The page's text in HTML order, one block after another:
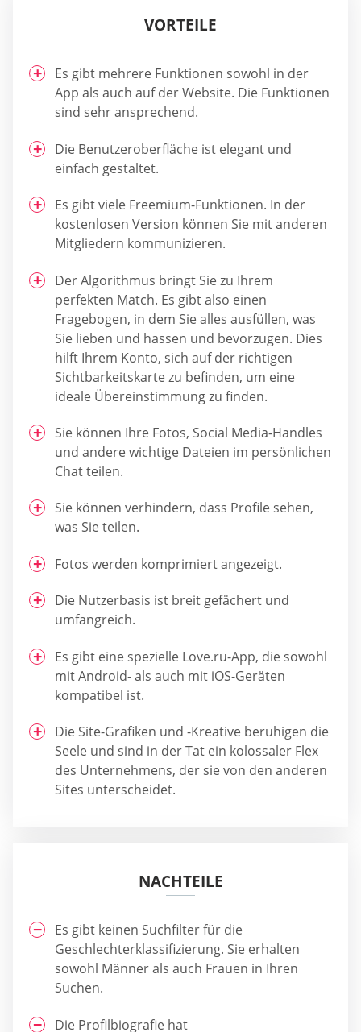
VORTEILE
Es gibt mehrere Funktionen sowohl in der
App als auch auf der Website. Die Funktionen
sind sehr ansprechend.
Die Benutzeroberfläche ist elegant und
einfach gestaltet.
Es gibt viele Freemium-Funktionen. In der
kostenlosen Version können Sie mit anderen
Mitgliedern kommunizieren.
Der Algorithmus bringt Sie zu Ihrem
perfekten Match. Es gibt also einen
Fragebogen, in dem Sie alles ausfüllen, was
Sie lieben und hassen und bevorzugen. Dies
hilft Ihrem Konto, sich auf der richtigen
Sichtbarkeitskarte zu befinden, um eine
ideale Übereinstimmung zu finden.
Sie können Ihre Fotos, Social Media-Handles
und andere wichtige Dateien im persönlichen
Chat teilen.
Sie können verhindern, dass Profile sehen,
was Sie teilen.
Fotos werden komprimiert angezeigt.
Die Nutzerbasis ist breit gefächert und
umfangreich.
Es gibt eine spezielle Love.ru-App, die sowohl
mit Android- als auch mit iOS-Geräten
kompatibel ist.
Die Site-Grafiken und -Kreative beruhigen die
Seele und sind in der Tat ein kolossaler Flex
des Unternehmens, der sie von den anderen
Sites unterscheidet.
NACHTEILE
Es gibt keinen Suchfilter für die
Geschlechterklassifizierung. Sie erhalten
sowohl Männer als auch Frauen in Ihren
Suchen.
Die Profilbiografie hat